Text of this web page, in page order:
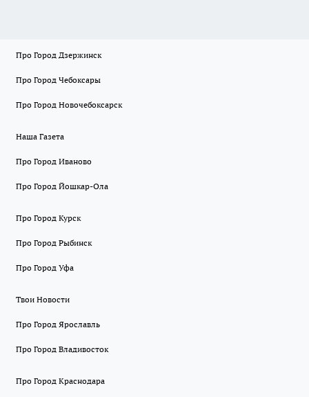
Про Город Дзержинск
Про Город Чебоксары
Про Город Новочебоксарск
Наша Газета
Про Город Иваново
Про Город Йошкар-Ола
Про Город Курск
Про Город Рыбинск
Про Город Уфа
Твои Новости
Про Город Ярославль
Про Город Владивосток
Про Город Краснодара